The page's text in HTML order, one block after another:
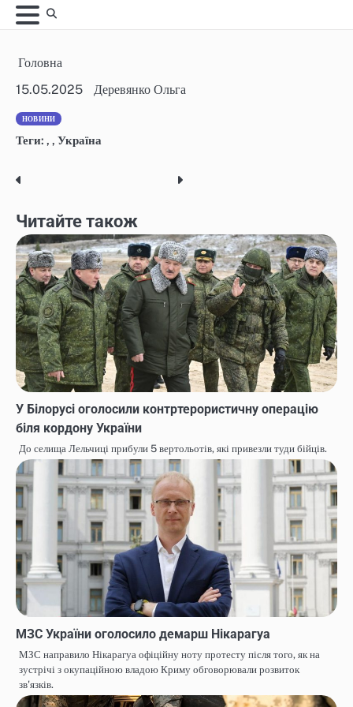
Skip
to
Головна
15.05.2025
Деревянко Ольга
НОВИНИ
Теги: , , Україна
Post
navigation
Читайте також
У Білорусі оголосили контртерористичну операцію
біля кордону України
До селища Лельчиці прибули 5 вертольотів, які привезли туди бійців.
МЗС України оголосило демарш Нікарагуа
МЗС направило Нікарагуа офіційну ноту протесту після того, як на
зустрічі з окупаційною владою Криму обговорювали розвиток
зв'язків.